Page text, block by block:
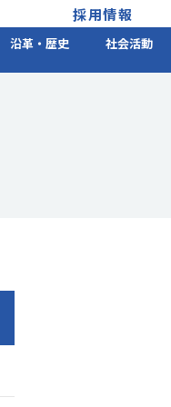
採用情報
沿革・歴史 社会活動